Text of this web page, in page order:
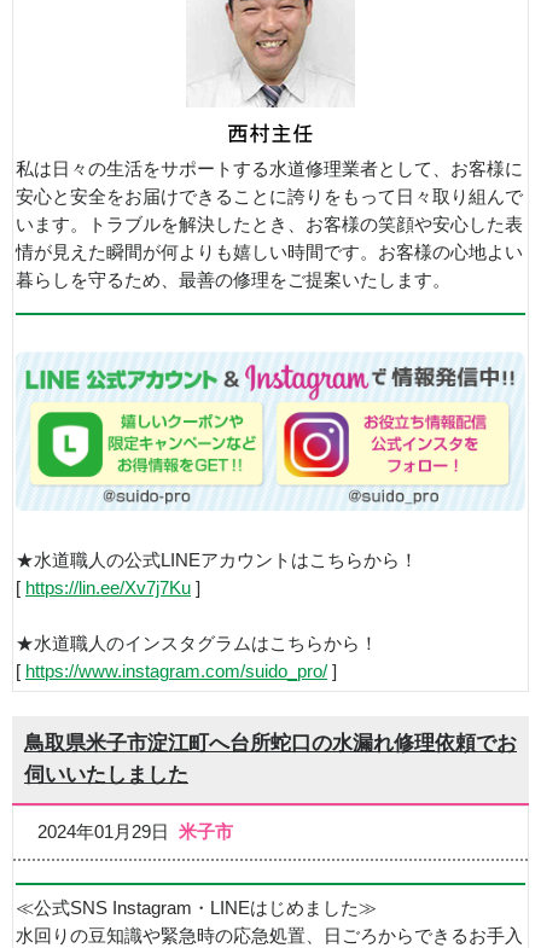
私は日々の生活をサポートする水道修理業者として、お客様に
安心と安全をお届けできることに誇りをもって日々取り組んで
います。トラブルを解決したとき、お客様の笑顔や安心した表
情が見えた瞬間が何よりも嬉しい時間です。お客様の心地よい
暮らしを守るため、最善の修理をご提案いたします。
★水道職人の公式LINEアカウントはこちらから！
[ https://lin.ee/Xv7j7Ku ]
★水道職人のインスタグラムはこちらから！
[ https://www.instagram.com/suido_pro/ ]
鳥取県米子市淀江町へ台所蛇口の水漏れ修理依頼でお
伺いいたしました
2024年01月29日 米子市
≪公式SNS Instagram・LINEはじめました≫
水回りの豆知識や緊急時の応急処置、日ごろからできるお手入